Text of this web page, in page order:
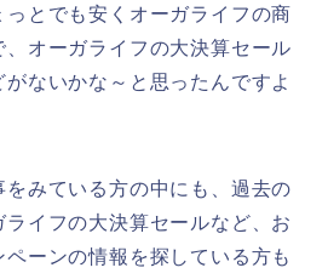
っとでも安くオーガライフの商
オーガライフの大決算セール
ないかな～と思ったんですよ
みている方の中にも、過去の
イフの大決算セールなど、お
ーンの情報を探している方も